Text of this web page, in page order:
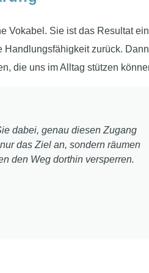
Vokabel. Sie ist das Resultat
Handlungsfähigkeit zurück.
die uns im Alltag stützen
dabei, genau diesen Zugang
das Ziel an, sondern räumen
den Weg dorthin versperren.